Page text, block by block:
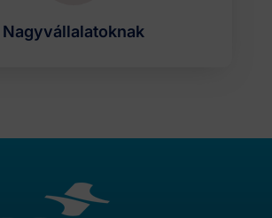
Nagyvállalatoknak